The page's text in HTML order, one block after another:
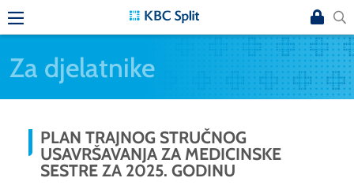
Za djelatnike
PLAN TRAJNOG STRUČNOG
USAVRŠAVANJA ZA MEDICINSKE
SESTRE ZA 2025. GODINU